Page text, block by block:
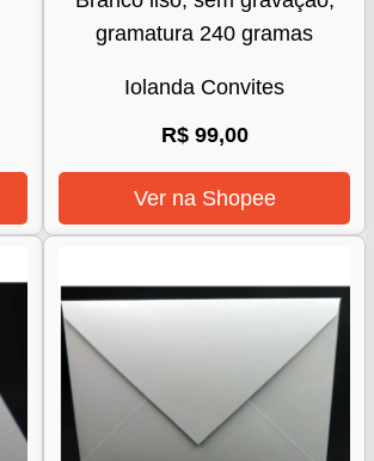
gramatura 240 gramas
Iolanda Convites
R$ 99,00
Ver na Shopee